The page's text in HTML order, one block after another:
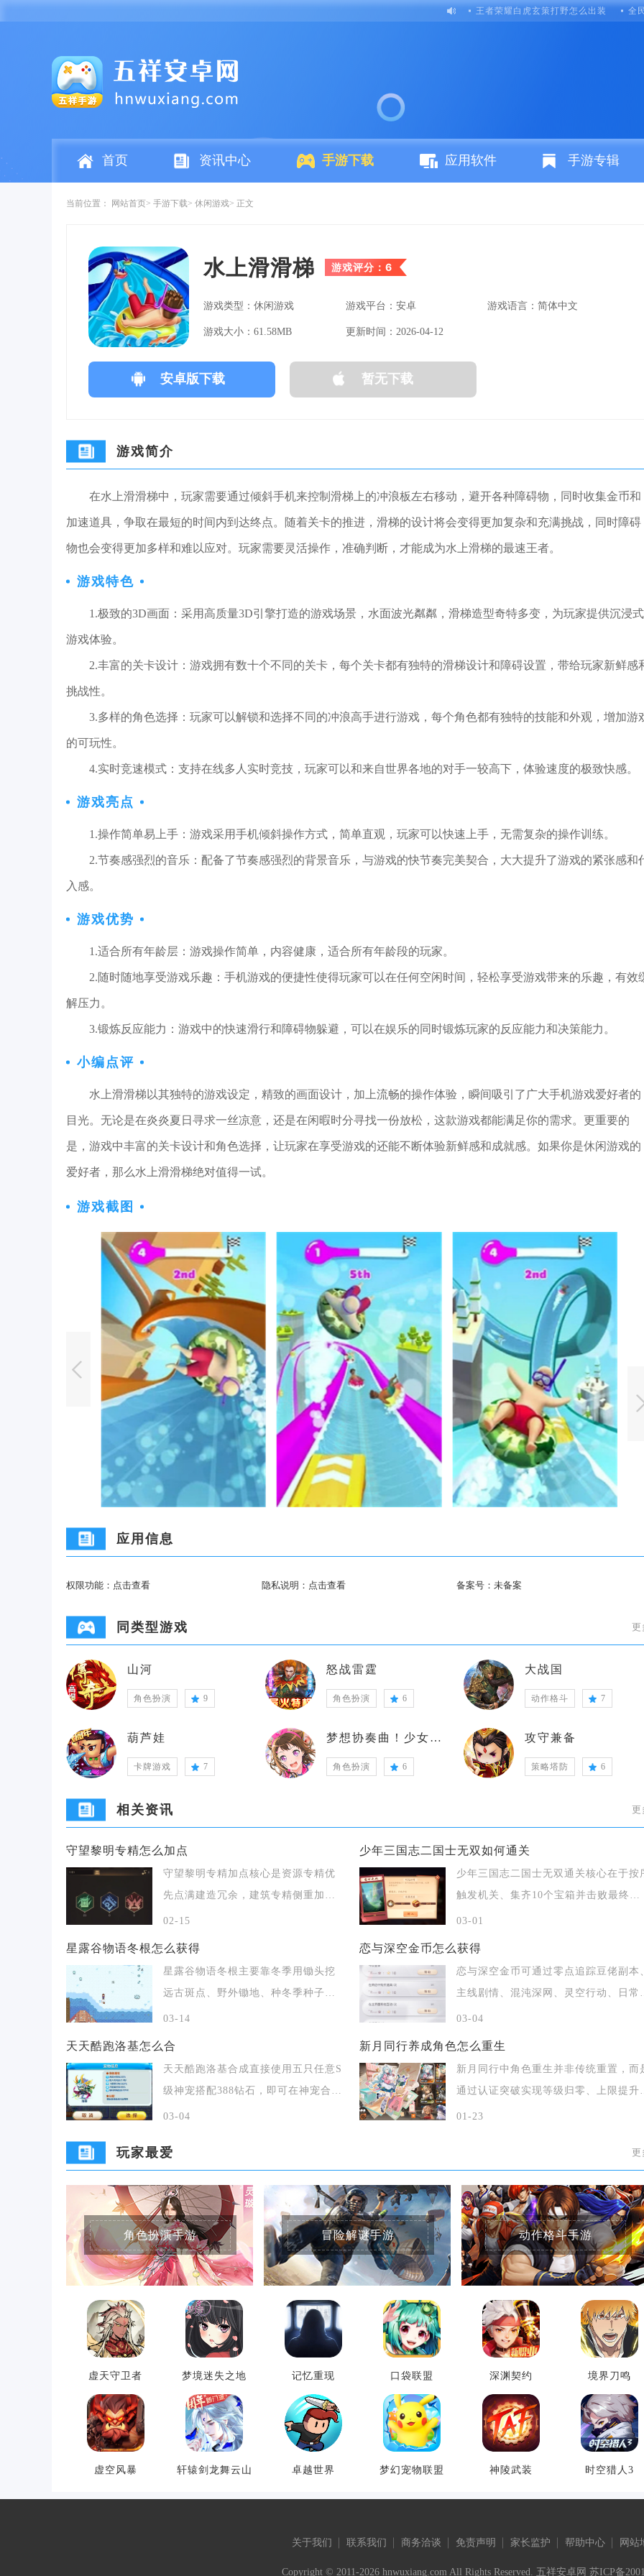
王者荣耀白虎玄策打野怎么出装 全
首页 资讯中心 手游下载 应用软件 手游专辑
当前位置： 网站首页 手游下载 休闲游戏 正文
水上滑滑梯 游戏评分：6
游戏类型：休闲游戏 游戏平台：安卓 游戏语言：简体中文
游戏大小：61.58MB 更新时间：2026-04-12
安卓版下载 暂无下载
游戏简介
在水上滑滑梯中，玩家需要通过倾斜手机来控制滑梯上的冲浪板左右移动，避开各种障碍物，同时收集金币和
加速道具，争取在最短的时间内到达终点。随着关卡的推进，滑梯的设计将会变得更加复杂和充满挑战，同时障碍
物也会变得更加多样和难以应对。玩家需要灵活操作，准确判断，才能成为水上滑梯的最速王者。
游戏特色
1.极致的3D画面：采用高质量3D引擎打造的游戏场景，水面波光粼粼，滑梯造型奇特多变，为玩家提供沉浸式
游戏体验。
2.丰富的关卡设计：游戏拥有数十个不同的关卡，每个关卡都有独特的滑梯设计和障碍设置，带给玩家新鲜感
挑战性。
3.多样的角色选择：玩家可以解锁和选择不同的冲浪高手进行游戏，每个角色都有独特的技能和外观，增加游
的可玩性。
4.实时竞速模式：支持在线多人实时竞技，玩家可以和来自世界各地的对手一较高下，体验速度的极致快感。
游戏亮点
1.操作简单易上手：游戏采用手机倾斜操作方式，简单直观，玩家可以快速上手，无需复杂的操作训练。
2.节奏感强烈的音乐：配备了节奏感强烈的背景音乐，与游戏的快节奏完美契合，大大提升了游戏的紧张感和
入感。
游戏优势
1.适合所有年龄层：游戏操作简单，内容健康，适合所有年龄段的玩家。
2.随时随地享受游戏乐趣：手机游戏的便捷性使得玩家可以在任何空闲时间，轻松享受游戏带来的乐趣，有效
解压力。
3.锻炼反应能力：游戏中的快速滑行和障碍物躲避，可以在娱乐的同时锻炼玩家的反应能力和决策能力。
小编点评
水上滑滑梯以其独特的游戏设定，精致的画面设计，加上流畅的操作体验，瞬间吸引了广大手机游戏爱好者的
目光。无论是在炎炎夏日寻求一丝凉意，还是在闲暇时分寻找一份放松，这款游戏都能满足你的需求。更重要的
是，游戏中丰富的关卡设计和角色选择，让玩家在享受游戏的还能不断体验新鲜感和成就感。如果你是休闲游戏的
爱好者，那么水上滑滑梯绝对值得一试。
游戏截图
应用信息
权限功能： 点击查看 隐私说明： 点击查看 备案号：未备案
同类型游戏 更
山河
角色扮演 9
怒战雷霆
角色扮演 6
大战国
动作格斗 7
葫芦娃
卡牌游戏 7
梦想协奏曲！少女乐团派对！
角色扮演 6
攻守兼备
策略塔防 6
相关资讯 更
守望黎明专精怎么加点
守望黎明专精加点核心是资源专精优
先点满建造冗余，建筑专精侧重加工
队列与建筑大师，
02-15
少年三国志二国士无双如何通关
少年三国志二国士无双通关核心在于按
触发机关、集齐10个宝箱并击败最终
BOSS邓
03-01
星露谷物语冬根怎么获得
星露谷物语冬根主要靠冬季用锄头挖
远古斑点、野外锄地、种冬季种子获
得，也能通过矿井
03-14
恋与深空金币怎么获得
恋与深空金币可通过零点追踪豆佬副本、
主线剧情、混沌深网、灵空行动、日常周
常任务及
03-04
天天酷跑洛基怎么合
天天酷跑洛基合成直接使用五只任意S
级神宠搭配388钻石，即可在神宠合成
界面召唤出
03-04
新月同行养成角色怎么重生
新月同行中角色重生并非传统重置，而
通过认证突破实现等级归零、上限提升与
属性跃迁
01-23
玩家最爱 更
角色扮演手游
虚天守卫者 梦境迷失之地
虚空风暴 轩辕剑龙舞云山
冒险解谜手游
记忆重现 口袋联盟
卓越世界 梦幻宠物联盟
动作格斗手游
深渊契约 境界刀鸣
神陵武装 时空猎人3
关于我们 联系我们 商务洽谈 免责声明 家长监护 帮助中心 网站
Copyright © 2011-2026 hnwuxiang.com All Rights Reserved. 五祥安卓网 苏ICP备